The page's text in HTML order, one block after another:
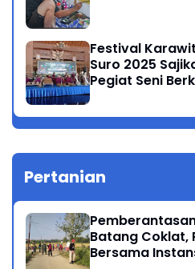
Festival
Suro 2025
Pegiat Seni
Pertanian
Batang Coklat,
Bersama